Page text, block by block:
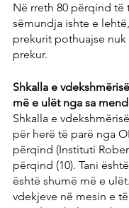
Në rreth 80 përqind të
sëmundja ishte e
prekurit pothuajse
prekur.
Shkalla e
më e ulët nga sa
Shkalla e
për herë të parë nga
përqind (Instituti
përqind (10). Tani
është shumë më e
vdekjeve në mesin e